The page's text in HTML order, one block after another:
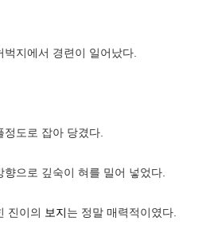
지에서 경련이 일어났다.
도로 잡아 당겼다.
으로 깊숙이 혀를 밀어 넣었다.
진이의 보지는 정말 매력적이였다.